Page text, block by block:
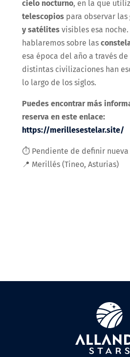
cielo nocturno, en la que
telescopiospara observar las
y satélitesvisibles esa noche.
hablaremos sobre las
esa época del año a través
distintas civilizaciones han
lo largo de los siglos.
Puedes encontrar más
reserva en este enlace:
https://merillesestelar.site/
⏱️ Pendiente de definir nueva
📍 Merillés (Tineo, Asturias)